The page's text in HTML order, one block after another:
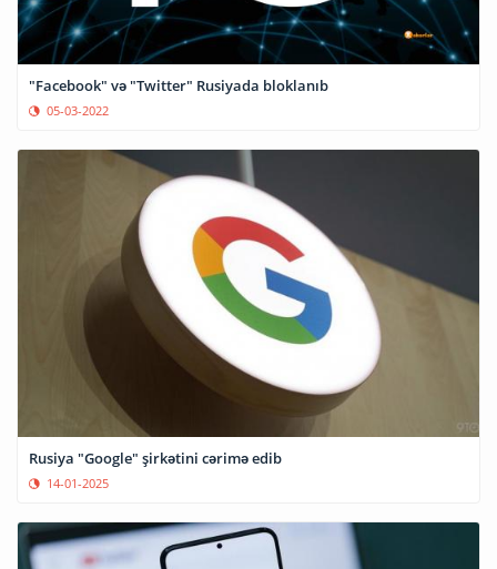
"Facebook" və "Twitter" Rusiyada bloklanıb
05-03-2022
Rusiya "Google" şirkətini cərimə edib
14-01-2025